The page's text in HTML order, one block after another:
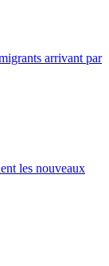
arrivant par
les nouveaux